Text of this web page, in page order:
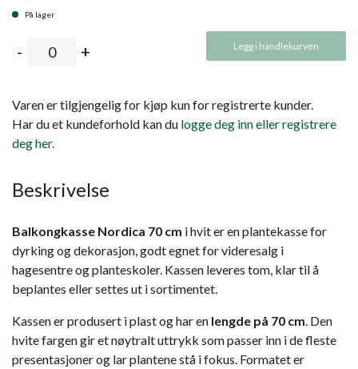
På lager
Legg i handlekurven
Varen er tilgjengelig for kjøp kun for registrerte kunder.
Har du et kundeforhold kan du logge deg inn eller registrere
deg her.
Beskrivelse
Balkongkasse Nordica 70 cm i hvit er en plantekasse for
dyrking og dekorasjon, godt egnet for videresalg i
hagesentre og planteskoler. Kassen leveres tom, klar til å
beplantes eller settes ut i sortimentet.
Kassen er produsert i plast og har en lengde på 70 cm . Den
hvite fargen gir et nøytralt uttrykk som passer inn i de fleste
presentasjoner og lar plantene stå i fokus. Formatet er